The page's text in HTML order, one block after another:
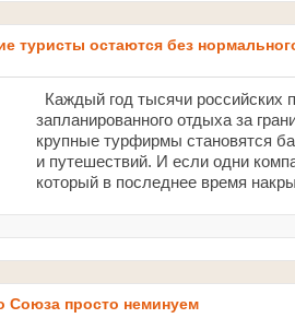
туристы остаются без
Каждый год тысячи российских
запланированного отдыха за
крупные турфирмы становятся
и путешествий. И если одни
который в последнее время
Союза просто неминуем